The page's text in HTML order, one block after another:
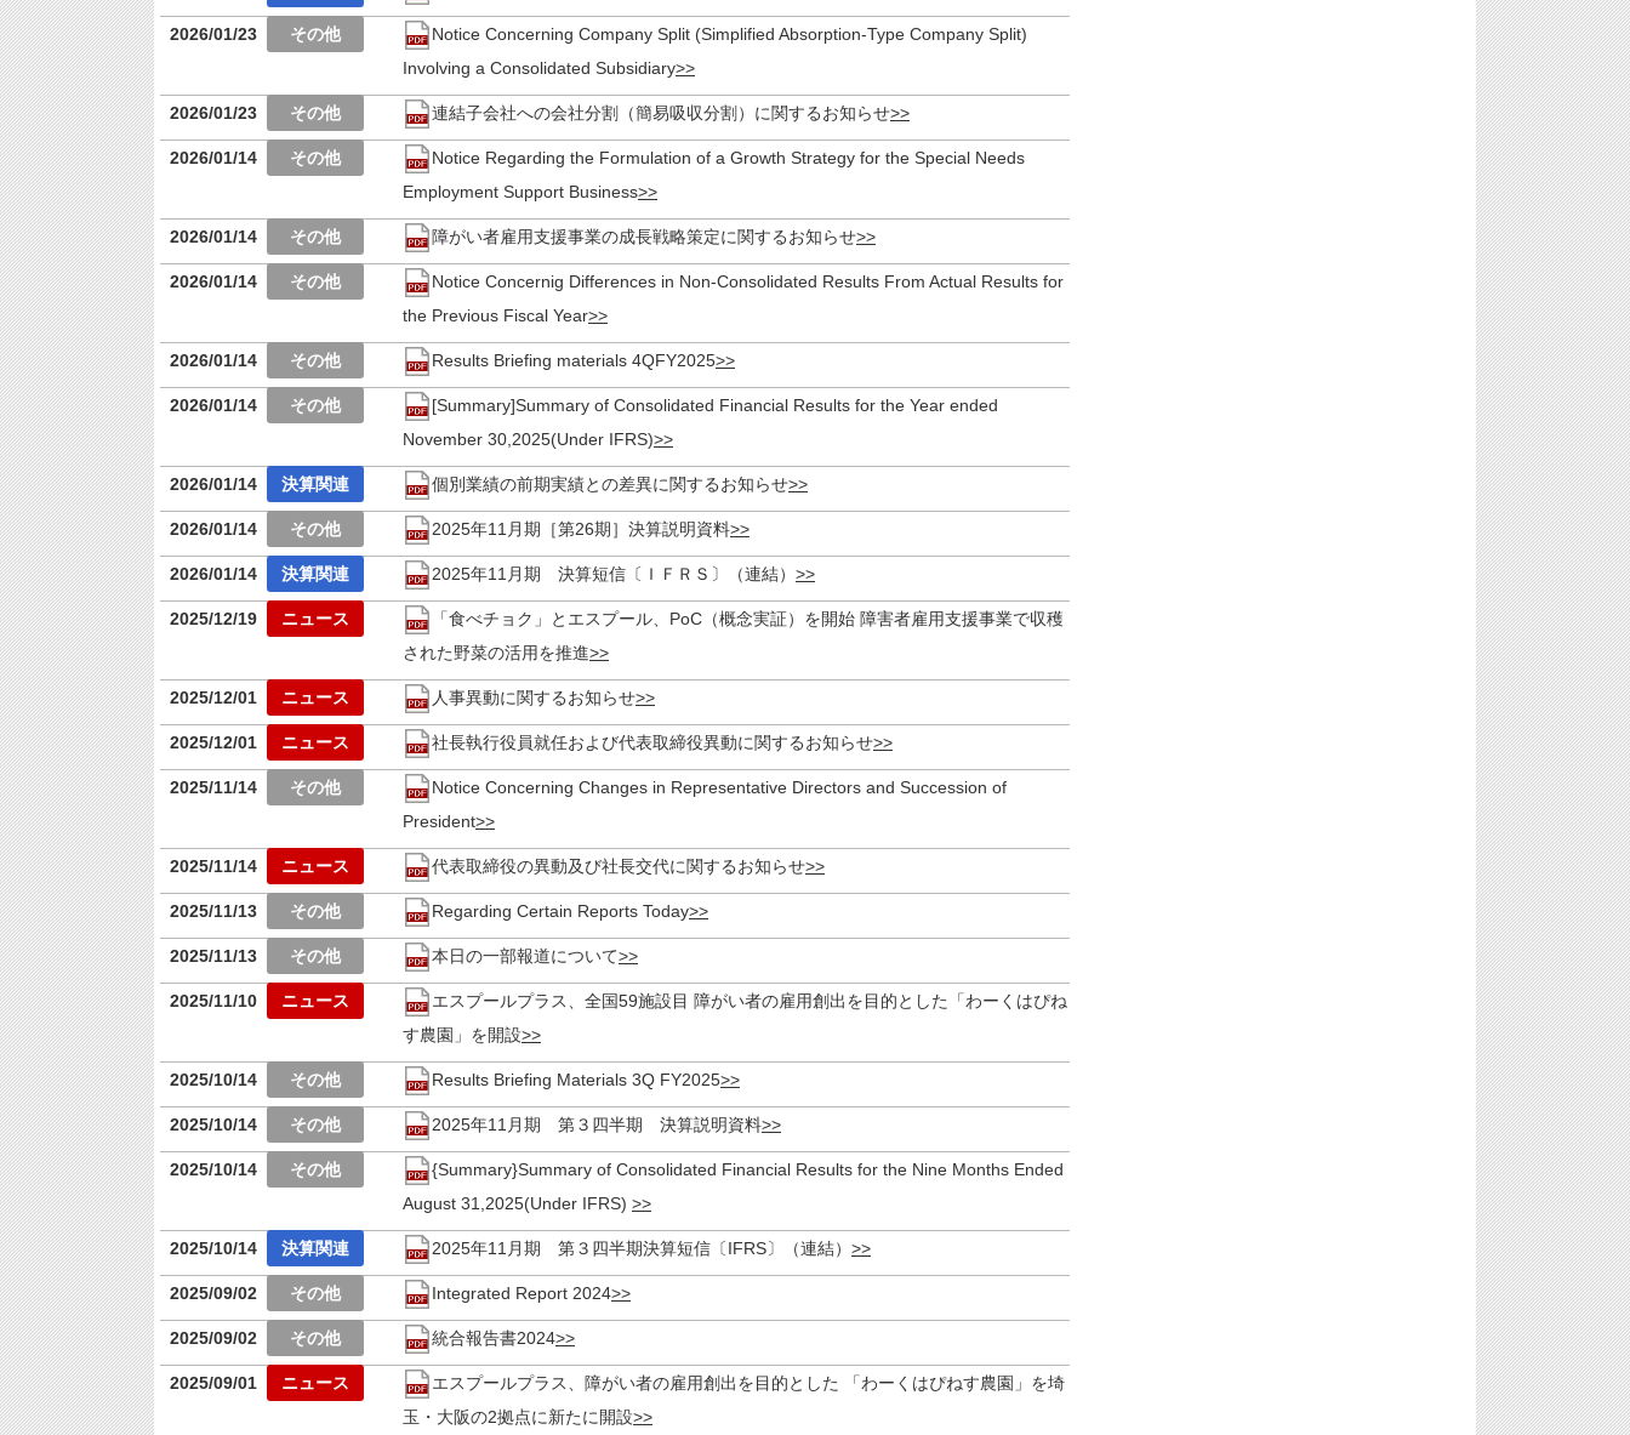
2026/01/23
Notice Concerning Company Split (Simplified Absorption-Type Company Split)
Involving a Consolidated Subsidiary
2026/01/23 連結子会社への会社分割（簡易吸収分割）に関するお知らせ
2026/01/14
Notice Regarding the Formulation of a Growth Strategy for the Special Needs
Employment Support Business
2026/01/14 障がい者雇用支援事業の成長戦略策定に関するお知らせ
2026/01/14
Notice Concernig Differences in Non-Consolidated Results From Actual Results for
the Previous Fiscal Year
2026/01/14 Results Briefing materials 4QFY2025
2026/01/14
[Summary]Summary of Consolidated Financial Results for the Year ended
November 30,2025(Under IFRS)
2026/01/14 個別業績の前期実績との差異に関するお知らせ
2026/01/14 2025年11月期［第26期］決算説明資料
2026/01/14 2025年11月期 決算短信〔ＩＦＲＳ〕（連結）
2025/12/19
「食べチョク」とエスプール、PoC（概念実証）を開始 障害者雇用支援事業で収穫
された野菜の活用を推進
2025/12/01 人事異動に関するお知らせ
2025/12/01 社長執行役員就任および代表取締役異動に関するお知らせ
2025/11/14
Notice Concerning Changes in Representative Directors and Succession of
President
2025/11/14 代表取締役の異動及び社長交代に関するお知らせ
2025/11/13 Regarding Certain Reports Today
2025/11/13 本日の一部報道について
2025/11/10
エスプールプラス、全国59施設目 障がい者の雇用創出を目的とした「わーくはぴね
す農園」を開設
2025/10/14 Results Briefing Materials 3Q FY2025
2025/10/14 2025年11月期 第３四半期 決算説明資料
2025/10/14
{Summary}Summary of Consolidated Financial Results for the Nine Months Ended
August 31,2025(Under IFRS)
2025/10/14 2025年11月期 第３四半期決算短信〔IFRS〕（連結）
2025/09/02 Integrated Report 2024
2025/09/02 統合報告書2024
2025/09/01
エスプールプラス、障がい者の雇用創出を目的とした 「わーくはぴねす農園」を埼
玉・大阪の2拠点に新たに開設